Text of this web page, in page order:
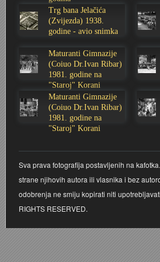
Stoljetna poplava 1939.
Tvornica potkivačkih
Boksački klub Velebit
Bijelo dugme
Banija - poplava 4. 12. 1966.
Autobusna stanica na Korzu
Auto cross
AMD Zanatlija
Adamo klub
Mala scena 1987. - Le
Mala scena Hrvatskog doma
Marina Perazić, Davor
Maturanti Gimnazije 1988.
Motocross
NULA
Nepokoreni grad -
Zavjet Petra Grgeca - 1998.
Škola plivanja Patkica
Mimohod 23. kolovoza 1995.
Ekonomska škola - ratne
Dubravko Halovanić -
Crkva Sv. Doroteje - 1991.
Frizerski salon Gerber
Gimnazijska i Ekonomska
INKASATOR
Karlovački fotograf Josip
Obitelj Klemenčić
Krešimir Botković -
Krešimir Perušić - Nogomet
Trg bana Jelačića
(Zvijezda) 1938.
godine - avio snimka
Maturanti Gimnazije
(Coiuo Dr.Ivan Ribar)
1981. godine na
"Staroj" Korani
Maturanti Gimnazije
(Coiuo Dr.Ivan Ribar)
1981. godine na
"Staroj" Korani
Sva prava fotografija postavljenih na
strane njihovih autora ili vlasnika i bez
odobrenja ne smiju kopirati niti
RIGHTS RESERVED.